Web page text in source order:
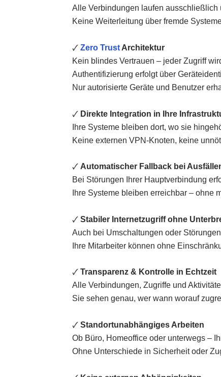
Alle Verbindungen laufen ausschließlich
Keine Weiterleitung über fremde
🗸 Zero Trust Architektur
Kein blindes Vertrauen – jeder Zugriff
Authentifizierung erfolgt über
Nur autorisierte Geräte und Benutzer
🗸 Direkte Integration in Ihre
Ihre Systeme bleiben dort, wo sie
Keine externen VPN-Knoten, keine
🗸 Automatischer Fallback bei
Bei Störungen Ihrer Hauptverbindung
Ihre Systeme bleiben erreichbar – ohne
🗸 Stabiler Internetzugriff ohne
Auch bei Umschaltungen oder
Ihre Mitarbeiter können ohne
🗸 Transparenz & Kontrolle in Echtzeit
Alle Verbindungen, Zugriffe und
Sie sehen genau, wer wann worauf
🗸 Standortunabhängiges Arbeiten
Ob Büro, Homeoffice oder unterwegs –
Ohne Unterschiede in Sicherheit oder